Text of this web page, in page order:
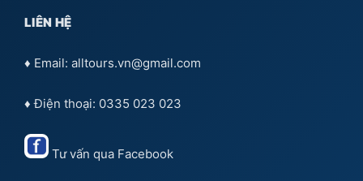
LIÊN HỆ
♦ Email: alltours.vn@gmail.com
♦ Điện thoại: 0335 023 023
Tư vấn qua Facebook